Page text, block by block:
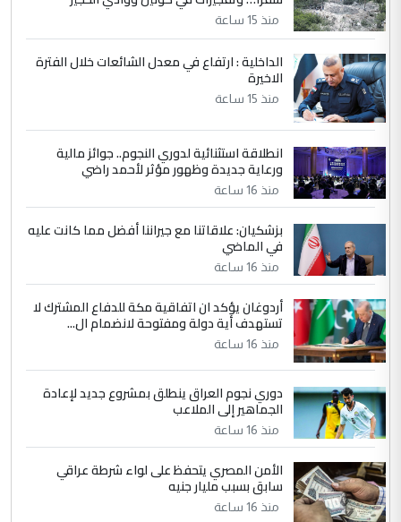
التعليق : واحد من عصابة علي ماما يسقط
جنسية الرافد الثالث للعراق ومن اصول عريقة
الموضوع :
الجواهري يرد على صدام حسين سل
مضجعيك يابن الزنا (نص كامل)
5 سردار
التعليق : واحد من عصابة علي ماما يسقط
جنسية الرافد الثالث للعراق ومن اصول عريقة
الموضوع :
الجواهري يرد على صدام حسين سل
مضجعيك يابن الزنا (نص كامل)
منذ 15 ساعة
الداخلية : ارتفاع في معدل الشائعات خلال الفترة
الاخيرة
منذ 15 ساعة
انطلاقة استثنائية لدوري النجوم.. جوائز مالية
ورعاية جديدة وظهور مؤثر لأحمد راضي
منذ 16 ساعة
بزشكيان: علاقاتنا مع جيراننا أفضل مما كانت عليه
في الماضي
منذ 16 ساعة
أردوغان يؤكد ان اتفاقية مكة للدفاع المشترك لا
تستهدف أية دولة ومفتوحة لانضمام ال...
منذ 16 ساعة
دوري نجوم العراق ينطلق بمشروع جديد لإعادة
الجماهير إلى الملاعب
منذ 16 ساعة
الأمن المصري يتحفظ على لواء شرطة عراقي
سابق بسبب مليار جنيه
منذ 16 ساعة